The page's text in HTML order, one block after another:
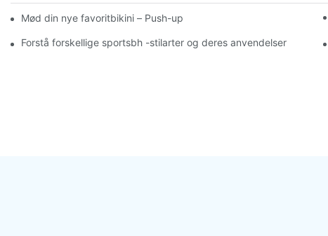
Mød din nye favoritbikini – Push-up top og flatterende højtskårne
Forstå forskellige sportsbh -stilarter og deres anvendelser